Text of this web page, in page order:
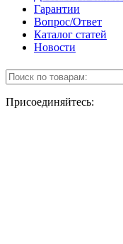
Гарантии
Вопрос/Ответ
Каталог статей
Новости
Присоединяйтесь: